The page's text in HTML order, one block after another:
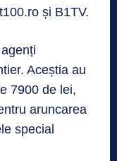
și B1TV.
Aceștia au
7900 de lei,
aruncarea
special